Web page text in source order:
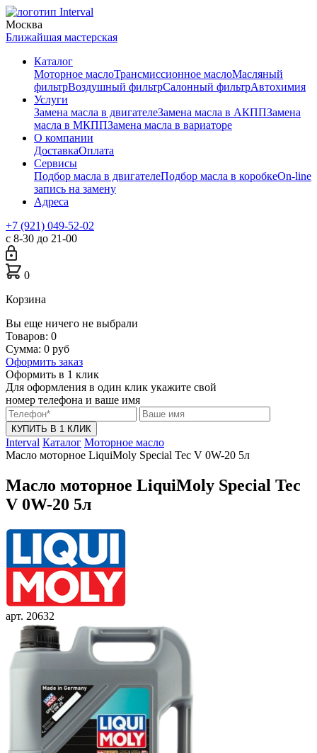
Москва
Ближайшая мастерская
Каталог
Моторное маслоТрансмиссионное маслоМасляный
фильтрВоздушный фильтрСалонный фильтрАвтохимия
Услуги
Замена масла в двигателеЗамена масла в АКППЗамена
масла в МКППЗамена масла в вариаторе
О компании
ДоставкаОплата
Сервисы
Подбор масла в двигателеПодбор масла в коробкеOn-line
запись на замену
Адреса
+7 (921) 049-52-02
с 8-30 до 21-00
0
Корзина
Вы еще ничего не выбрали
Товаров: 0
Сумма: 0 руб
Оформить заказ
Оформить в 1 клик
Для оформления в один клик укажите свой
номер телефона и ваше имя
КУПИТЬ В 1 КЛИК
Interval Каталог Моторное масло
Масло моторное LiquiMoly Special Tec V 0W-20 5л
Масло моторное LiquiMoly Special Tec
V 0W-20 5л
арт. 20632